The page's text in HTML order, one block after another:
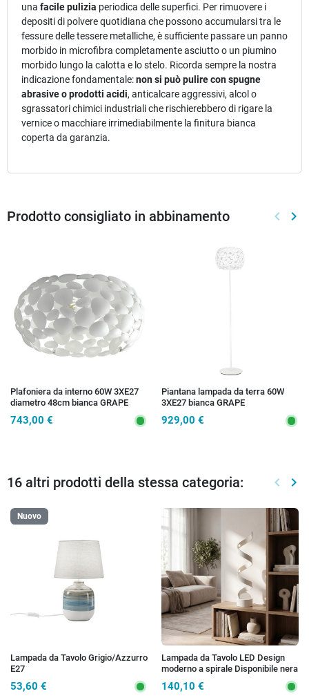
una facile pulizia periodica delle superfici. Per rimuovere i
depositi di polvere quotidiana che possono accumularsi tra le
fessure delle tessere metalliche, è sufficiente passare un panno
morbido in microfibra completamente asciutto o un piumino
morbido lungo la calotta e lo stelo. Ricorda sempre la nostra
indicazione fondamentale:non si può pulire con spugne
abrasive o prodotti acidi, anticalcare aggressivi, alcol o
sgrassatori chimici industriali che rischierebbero di rigare la
vernice o macchiare irrimediabilmente la finitura bianca
coperta da garanzia.
Prodotto consigliato in abbinamento keyboard_arrow_left keyboard_arrow_right
Plafoniera da interno 60W 3XE27
diametro 48cm bianca GRAPE
743,00 €
Piantana lampada da terra 60W
3XE27 bianca GRAPE
929,00 €
16 altri prodotti della stessa categoria: keyboard_arrow_left keyboard_arrow_right
Nuovo
Lampada da Tavolo Grigio/Azzurro
E27
53,60 €
Lampada da Tavolo LED Design
moderno a spirale Disponibile nera
12W
140,10 €